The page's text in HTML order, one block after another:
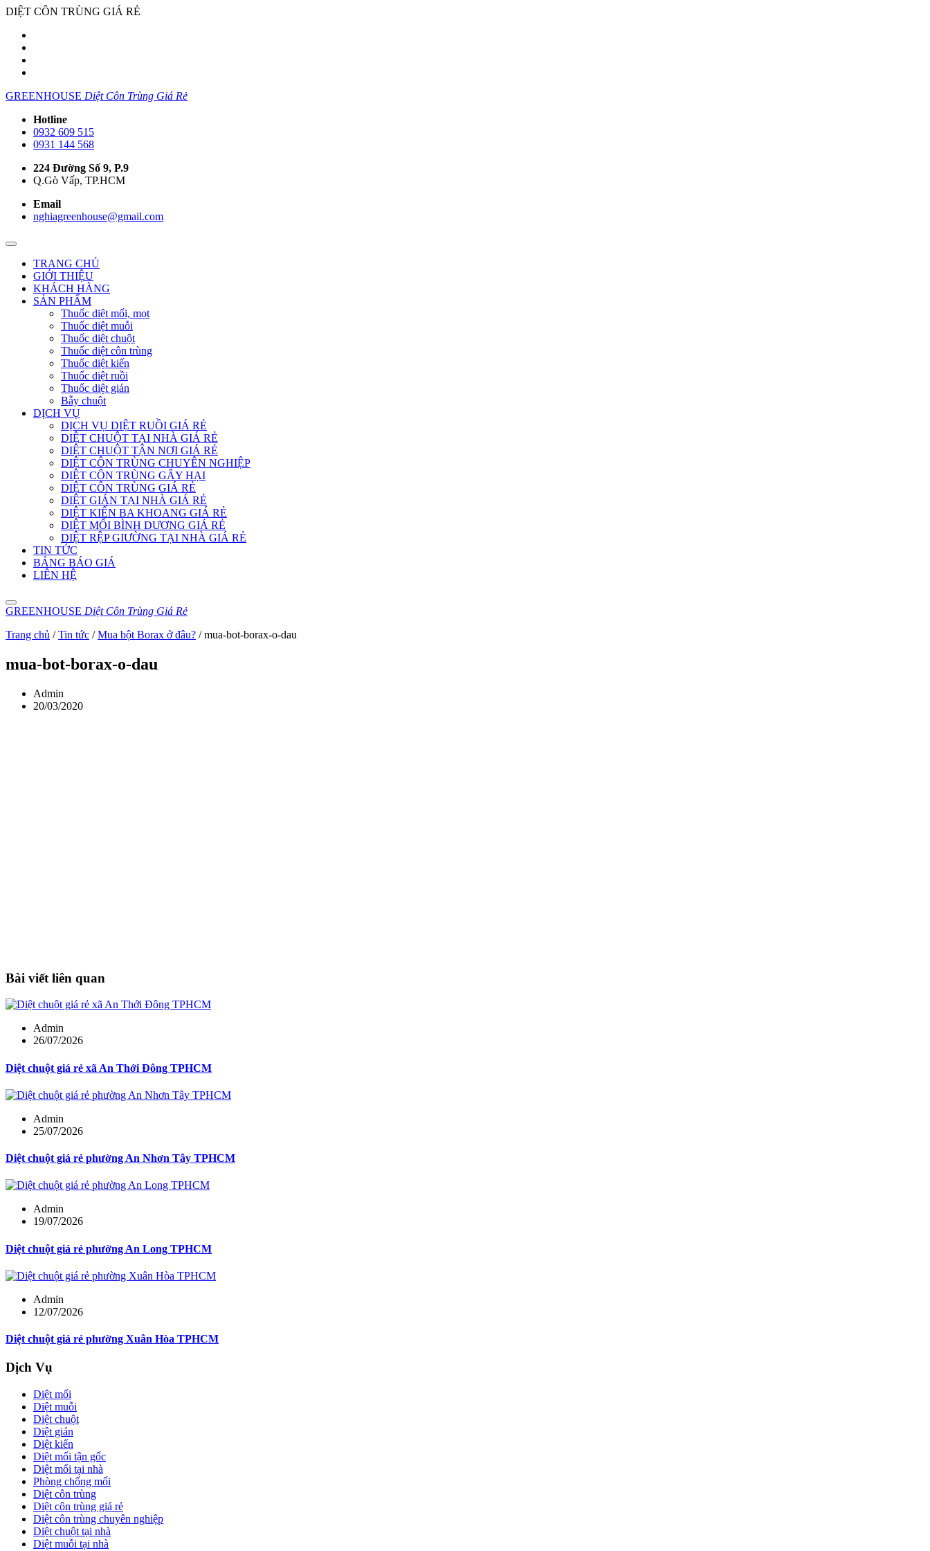
DIỆT CÔN TRÙNG GIÁ RẺ
GREENHOUSE Diệt Côn Trùng Giá Rẻ
Hotline
0932 609 515
0931 144 568
224 Đường Số 9, P.9
Q.Gò Vấp, TP.HCM
Email
nghiagreenhouse@gmail.com
TRANG CHỦ
GIỚI THIỆU
KHÁCH HÀNG
SẢN PHẨM
Thuốc diệt mối, mọt
Thuốc diệt muỗi
Thuốc diệt chuột
Thuốc diệt côn trùng
Thuốc diệt kiến
Thuốc diệt ruồi
Thuốc diệt gián
Bẫy chuột
DỊCH VỤ
DỊCH VỤ DIỆT RUỒI GIÁ RẺ
DIỆT CHUỘT TẠI NHÀ GIÁ RẺ
DIỆT CHUỘT TẬN NƠI GIÁ RẺ
DIỆT CÔN TRÙNG CHUYÊN NGHIỆP
DIỆT CÔN TRÙNG GÂY HẠI
DIỆT CÔN TRÙNG GIÁ RẺ
DIỆT GIÁN TẠI NHÀ GIÁ RẺ
DIỆT KIẾN BA KHOANG GIÁ RẺ
DIỆT MỐI BÌNH DƯƠNG GIÁ RẺ
DIỆT RỆP GIƯỜNG TẠI NHÀ GIÁ RẺ
TIN TỨC
BẢNG BÁO GIÁ
LIÊN HỆ
GREENHOUSE Diệt Côn Trùng Giá Rẻ
Trang chủ /Tin tức /Mua bột Borax ở đâu? /mua-bot-borax-o-dau
mua-bot-borax-o-dau
Admin
20/03/2020
Bài viết liên quan
Admin
26/07/2026
Diệt chuột giá rẻ xã An Thới Đông TPHCM
Admin
25/07/2026
Diệt chuột giá rẻ phường An Nhơn Tây TPHCM
Admin
19/07/2026
Diệt chuột giá rẻ phường An Long TPHCM
Admin
12/07/2026
Diệt chuột giá rẻ phường Xuân Hòa TPHCM
Dịch Vụ
Diệt mối
Diệt muỗi
Diệt chuột
Diệt gián
Diệt kiến
Diệt mối tận gốc
Diệt mối tại nhà
Phòng chống mối
Diệt côn trùng
Diệt côn trùng giá rẻ
Diệt côn trùng chuyên nghiệp
Diệt chuột tại nhà
Diệt muỗi tại nhà